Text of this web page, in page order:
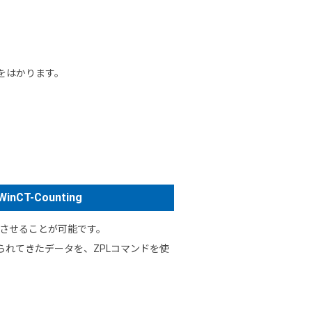
かります。
Counting
せることが可能です。
れてきたデータを、ZPLコマンドを使